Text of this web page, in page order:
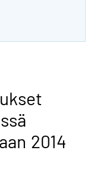
2014